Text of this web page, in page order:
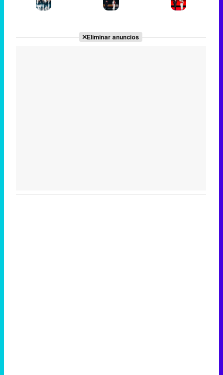
Eliminar anuncios